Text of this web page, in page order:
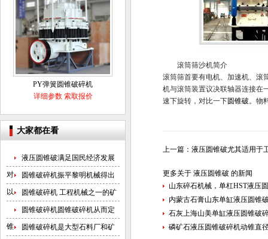
滚筒筛沙机简介
滚筒筛首要有电机、加速机、滚
机与滚筒装置议决联轴器连接在
速下旋转，对比一下圆锥破。物
上一篇： 液压圆锥破尤其适用于
更多关于 液压圆锥破 的新闻
山东碎石机械，单杠HST液压
内蒙古石膏山东单缸液压圆锥
石灰上海山美单缸液压圆锥破
磷矿石液压圆锥破碎机动锥直
PY弹簧圆锥破碎机
详细参数 索取报价
大家都在看
液压圆锥破满足国民经济发展
对
圆锥破碎机振平黎明机械得出
以
圆锥破碎机 工程机械之一的矿
圆锥破碎机圆锥破碎机从而定
锥
圆锥破碎机是大型石料厂和矿